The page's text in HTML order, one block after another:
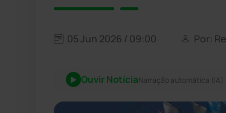
05 Jun 2026 / 09:00 Por:
Ouvir NotíciaNarração automática (IA)